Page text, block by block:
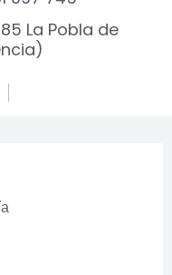
La Pobla de